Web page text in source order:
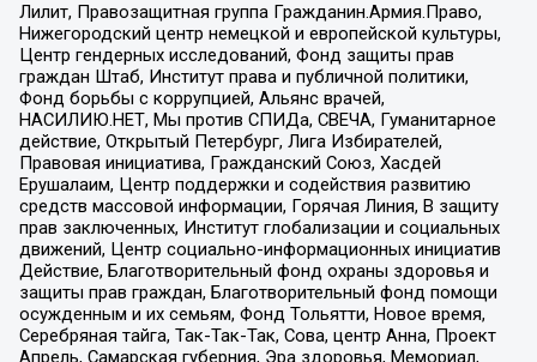
Лилит, Правозащитная группа Гражданин.Армия.Право,
Нижегородский центр немецкой и европейской культуры,
Центр гендерных исследований, Фонд защиты прав
граждан Штаб, Институт права и публичной политики,
Фонд борьбы с коррупцией, Альянс врачей,
НАСИЛИЮ.НЕТ, Мы против СПИДа, СВЕЧА, Гуманитарное
действие, Открытый Петербург, Лига Избирателей,
Правовая инициатива, Гражданский Союз, Хасдей
Ерушалаим, Центр поддержки и содействия развитию
средств массовой информации, Горячая Линия, В защиту
прав заключенных, Институт глобализации и социальных
движений, Центр социально-информационных инициатив
Действие, Благотворительный фонд охраны здоровья и
защиты прав граждан, Благотворительный фонд помощи
осужденным и их семьям, Фонд Тольятти, Новое время,
Серебряная тайга, Так-Так-Так, Сова, центр Анна, Проект